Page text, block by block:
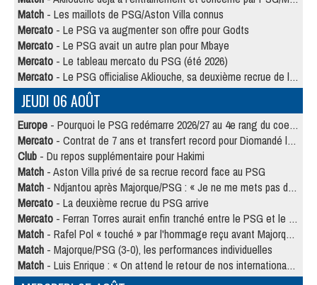
Match - Les maillots de PSG/Aston Villa connus
Mercato - Le PSG va augmenter son offre pour Godts
Mercato - Le PSG avait un autre plan pour Mbaye
Mercato - Le tableau mercato du PSG (été 2026)
Mercato - Le PSG officialise Akliouche, sa deuxième recrue de l’été
JEUDI 06 AOÛT
Europe - Pourquoi le PSG redémarre 2026/27 au 4e rang du coefficient UEFA
Mercato - Contrat de 7 ans et transfert record pour Diomandé loin du PSG
Club - Du repos supplémentaire pour Hakimi
Match - Aston Villa privé de sa recrue record face au PSG
Match - Ndjantou après Majorque/PSG : « Je ne me mets pas de plafond »
Mercato - La deuxième recrue du PSG arrive
Mercato - Ferran Torres aurait enfin tranché entre le PSG et le Barça
Match - Rafel Pol « touché » par l'hommage reçu avant Majorque/PSG
Match - Majorque/PSG (3-0), les performances individuelles
Match - Luis Enrique : « On attend le retour de nos internationaux »